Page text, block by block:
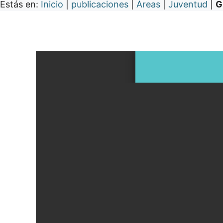
Estás en: Inicio publicaciones Áreas Juventud